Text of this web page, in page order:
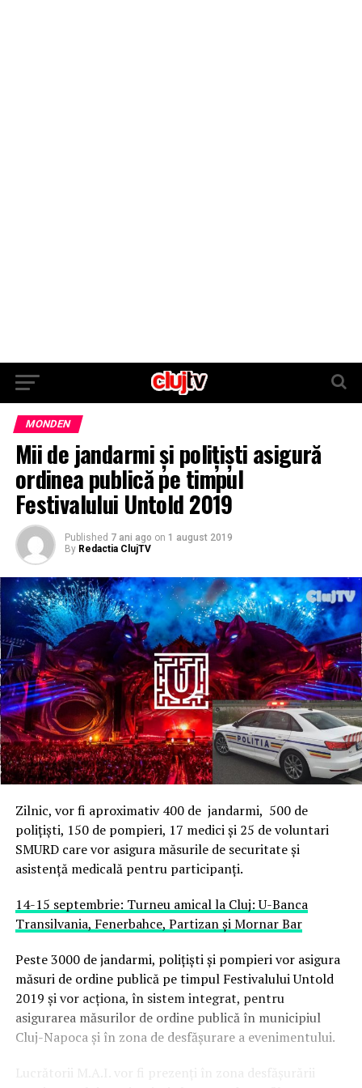
MONDEN
Mii de jandarmi şi poliţişti asigură
ordinea publică pe timpul
Festivalului Untold 2019
Published 7 ani ago on 1 august 2019
By Redactia ClujTV
Zilnic, vor fi aproximativ 400 de jandarmi, 500 de
polițiști, 150 de pompieri, 17 medici și 25 de voluntari
SMURD care vor asigura măsurile de securitate și
asistență medicală pentru participanți.
14-15 septembrie: Turneu amical la Cluj: U-Banca
Transilvania, Fenerbahce, Partizan şi Mornar Bar
Peste 3000 de jandarmi, poliţişti și pompieri vor asigura
măsuri de ordine publică pe timpul Festivalului Untold
2019 şi vor acționa, în sistem integrat, pentru
asigurarea măsurilor de ordine publică în municipiul
Cluj-Napoca și în zona de desfășurare a evenimentului.
Lucrătorii M.A.I. vor fi prezenți în zona desfăşurării